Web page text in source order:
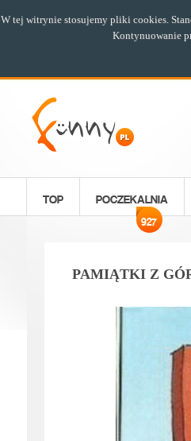
TOP POCZEKALNIA
927
PAMIĄTKI Z
W tej witrynie stosujemy pliki cookies.
Kontynuowanie